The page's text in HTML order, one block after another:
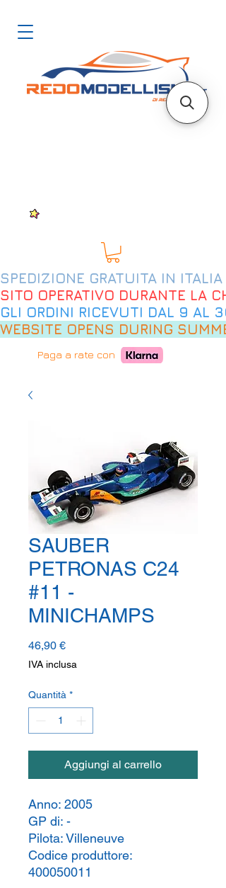
SPEDIZIONE GRATUITA IN ITALIA
Paga a rate con
SITO OPERATIVO DURANTE LA
GLI ORDINI RICEVUTI DAL 9 AL
WEBSITE OPENS DURING
SAUBER
PETRONAS C24
#11 -
MINICHAMPS
46,90 €Prezzo
IVA inclusa
Quantità *
Aggiungi al carrello
Anno: 2005
GP di: -
Pilota:Villeneuve
Codice produttore:
400050011